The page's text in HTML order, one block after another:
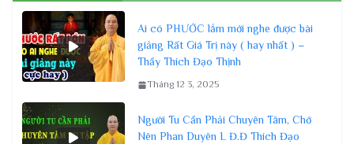
Ai có PHƯỚC lắm mới nghe được bài
giảng Rất Giá Trị này ( hay nhất ) –
Thầy Thích Đạo Thịnh
Tháng 12 3, 2025
Người Tu Cần Phải Chuyên Tâm, Chớ
Nên Phan Duyên L Đ.Đ Thích Đạo